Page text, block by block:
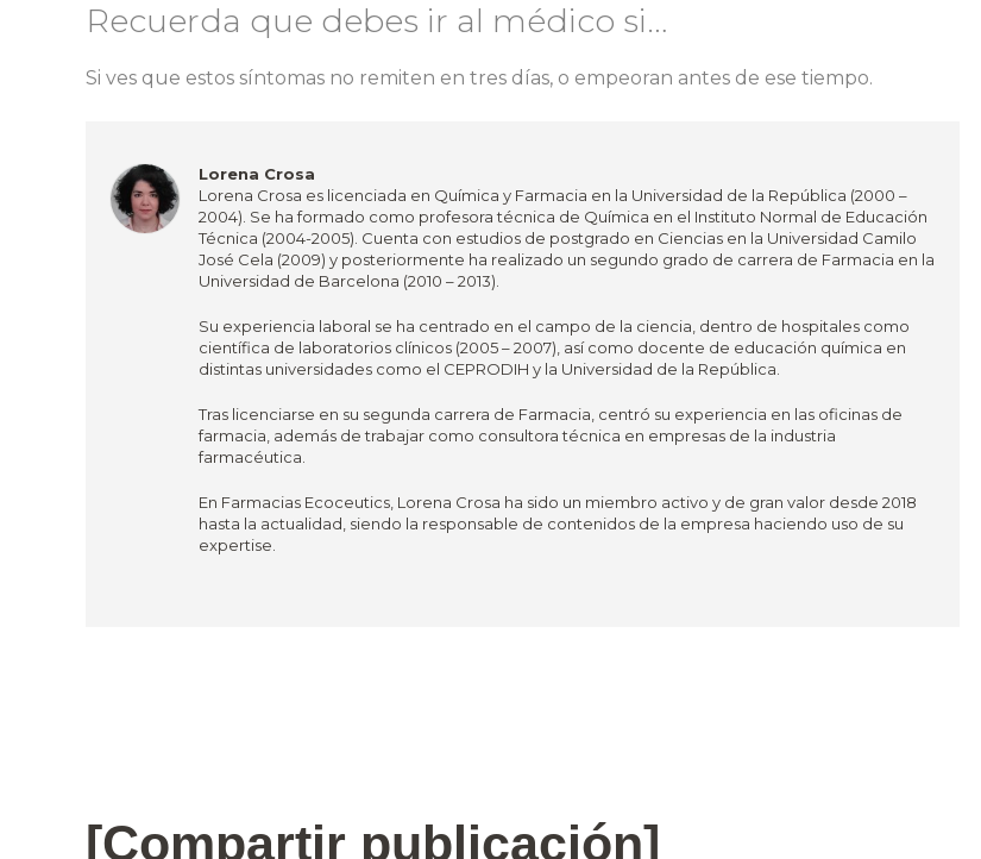
Recuerda que debes ir al médico si…
Si ves que estos síntomas no remiten en tres días, o empeoran antes de ese tiempo.
Lorena Crosa
Lorena Crosa es licenciada en Química y Farmacia en la Universidad de la República (2000 –
2004). Se ha formado como profesora técnica de Química en el Instituto Normal de Educación
Técnica (2004-2005). Cuenta con estudios de postgrado en Ciencias en la Universidad Camilo
José Cela (2009) y posteriormente ha realizado un segundo grado de carrera de Farmacia en la
Universidad de Barcelona (2010 – 2013).
Su experiencia laboral se ha centrado en el campo de la ciencia, dentro de hospitales como
científica de laboratorios clínicos (2005 – 2007), así como docente de educación química en
distintas universidades como el CEPRODIH y la Universidad de la República.
Tras licenciarse en su segunda carrera de Farmacia, centró su experiencia en las oficinas de
farmacia, además de trabajar como consultora técnica en empresas de la industria
farmacéutica.
En Farmacias Ecoceutics, Lorena Crosa ha sido un miembro activo y de gran valor desde 2018
hasta la actualidad, siendo la responsable de contenidos de la empresa haciendo uso de su
expertise.
[Compartir publicación]